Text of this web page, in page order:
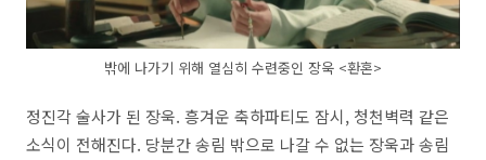
밖에 나가기 위해 열심히 수련중인 장욱 <환혼>
정진각 술사가 된 장욱. 흥겨운 축하파티도 잠시, 청천벽력 같은
소식이 전해진다. 당분간 송림 밖으로 나갈 수 없는 장욱과 송림